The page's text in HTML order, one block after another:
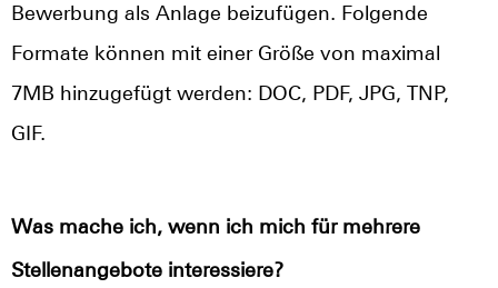
Bewerbung als Anlage beizufügen. Folgende
Formate können mit einer Größe von maximal
7MB hinzugefügt werden: DOC, PDF, JPG, TNP,
GIF.
Was mache ich, wenn ich mich für mehrere
Stellenangebote interessiere?